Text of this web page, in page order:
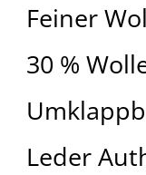
Feiner
30 %
Leder